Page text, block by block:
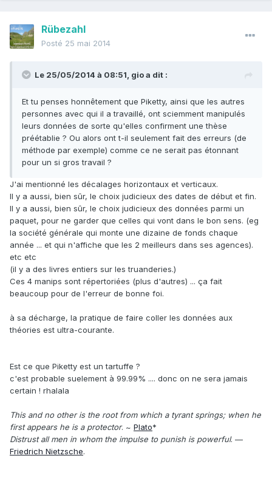
Rübezahl
Posté 25 mai 2014
Le 25/05/2014 à 08:51, gio a dit :
Et tu penses honnêtement que Piketty, ainsi que les autres
personnes avec qui il a travaillé, ont sciemment manipulés
leurs données de sorte qu'elles confirment une thèse
préétablie ? Ou alors ont t-il seulement fait des erreurs (de
méthode par exemple) comme ce ne serait pas étonnant
pour un si gros travail ?
J'ai mentionné les décalages horizontaux et verticaux.
Il y a aussi, bien sûr, le choix judicieux des dates de début et fin.
Il y a aussi, bien sûr, le choix judicieux des données parmi un
paquet, pour ne garder que celles qui vont dans le bon sens. (eg
la société générale qui monte une dizaine de fonds chaque
année ... et qui n'affiche que les 2 meilleurs dans ses agences).
etc etc
(il y a des livres entiers sur les truanderies.)
Ces 4 manips sont répertoriées (plus d'autres) ... ça fait
beaucoup pour de l'erreur de bonne foi.
à sa décharge, la pratique de faire coller les données aux
théories est ultra-courante.
Est ce que Piketty est un tartuffe ?
c'est probable suelement à 99.99% .... donc on ne sera jamais
certain ! rhalala
This and no other is the root from which a tyrant springs; when he
first appears he is a protector. ~ Plato*
Distrust all men in whom the impulse to punish is powerful. —
Friedrich Nietzsche.